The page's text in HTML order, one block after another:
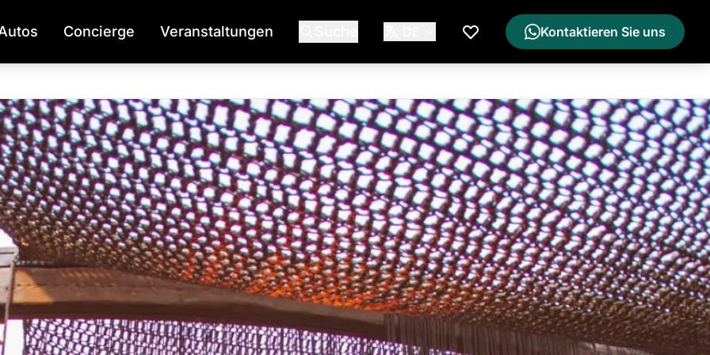
Concierge Veranstaltungen
Meine Wunschliste
Kontaktieren Sie uns